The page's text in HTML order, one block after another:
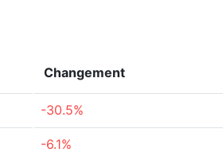
Changement
-30.5%
-6.1%